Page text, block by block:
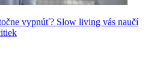
vypnúť? Slow living vás naučí